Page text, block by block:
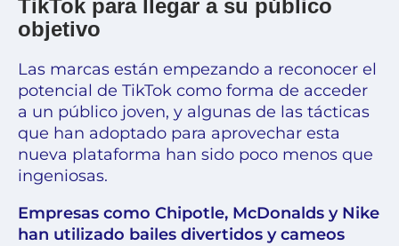
TikTok para llegar a su público
objetivo
Las marcas están empezando a reconocer el
potencial de TikTok como forma de acceder
a un público joven, y algunas de las tácticas
que han adoptado para aprovechar esta
nueva plataforma han sido poco menos que
ingeniosas.
Empresas como Chipotle, McDonalds y Nike
han utilizado bailes divertidos y cameos